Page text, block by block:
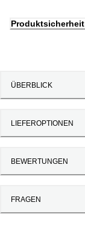
Produktsicherheit
ÜBERBLICK
LIEFEROPTIONEN
BEWERTUNGEN
FRAGEN